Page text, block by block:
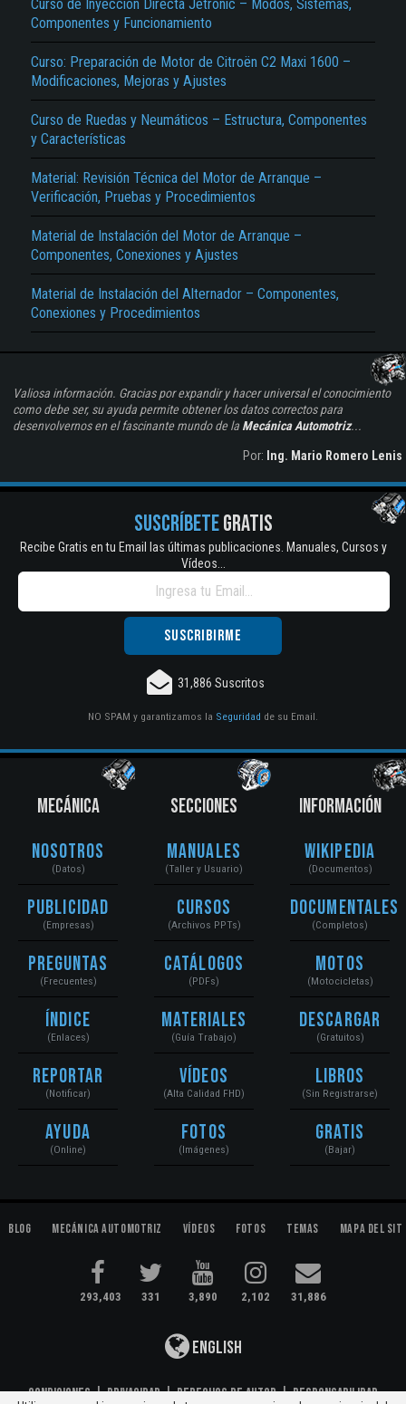
Curso de Inyección Directa Jetronic – Modos, Sistemas,
Componentes y Funcionamiento
Curso: Preparación de Motor de Citroën C2 Maxi 1600 –
Modificaciones, Mejoras y Ajustes
Curso de Ruedas y Neumáticos – Estructura, Componentes
y Características
Material: Revisión Técnica del Motor de Arranque –
Verificación, Pruebas y Procedimientos
Material de Instalación del Motor de Arranque –
Componentes, Conexiones y Ajustes
Material de Instalación del Alternador – Componentes,
Conexiones y Procedimientos
Valiosa información. Gracias por expandir y hacer universal el conocimiento
como debe ser, su ayuda permite obtener los datos correctos para
desenvolvernos en el fascinante mundo de la Mecánica Automotriz...
Por: Ing. Mario Romero Lenis
SUSCRÍBETEGRATIS
Recibe Gratis en tu Email las últimas publicaciones. Manuales, Cursos y
Vídeos...
31,886 Suscritos
NO SPAM y garantizamos la Seguridad de su Email.
MECÁNICA
Nosotros
(Datos)
Publicidad
(Empresas)
Preguntas
(Frecuentes)
Índice
(Enlaces)
Reportar
(Notificar)
Ayuda
(Online)
SECCIONES
Manuales
(Taller y Usuario)
Cursos
(Archivos PPTs)
Catálogos
(PDFs)
Materiales
(Guía Trabajo)
Vídeos
(Alta Calidad FHD)
Fotos
(Imágenes)
INFORMACIÓN
Wikipedia
(Documentos)
Documentales
(Completos)
Motos
(Motocicletas)
Descargar
(Gratuitos)
Libros
(Sin Registrarse)
Gratis
(Bajar)
Blog Mecánica Automotriz Vídeos Fotos Temas Mapa del
293,403 331 3,890 2,102 31,886
English
Condiciones|Privacidad|Derechos de Autor|Responsabilidad